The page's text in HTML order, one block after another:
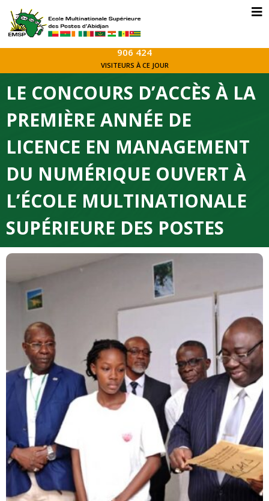
906 424
VISITEURS À CE JOUR
LE CONCOURS D’ACCÈS À LA
PREMIÈRE ANNÉE DE
LICENCE EN MANAGEMENT
DU NUMÉRIQUE OUVERT À
L’ÉCOLE MULTINATIONALE
SUPÉRIEURE DES POSTES